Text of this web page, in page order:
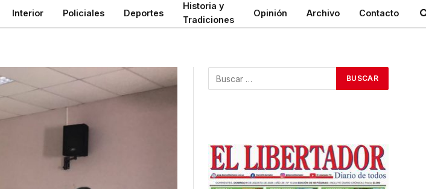
Interior Policiales Deportes
Historia y
Tradiciones
Opinión Archivo Contacto